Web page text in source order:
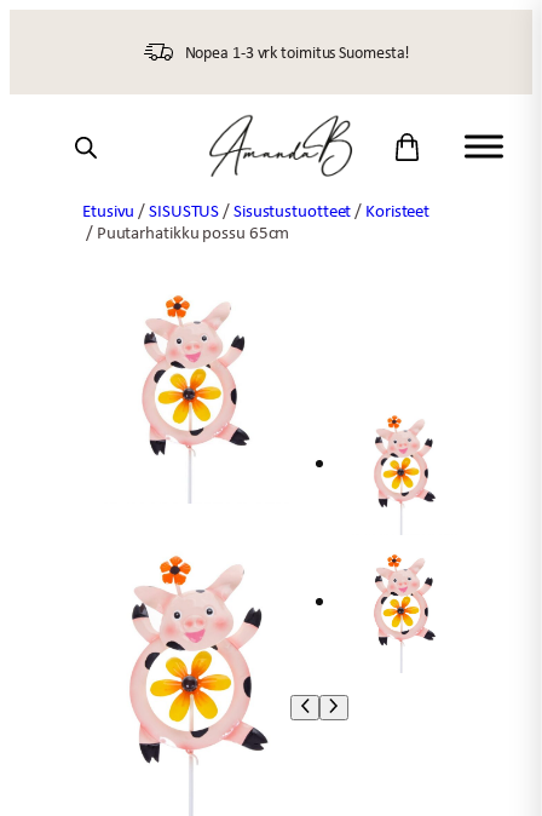
Nopea 1-3 vrk toimitus Suomesta!
Etusivu /SISUSTUS/Sisustustuotteet/ Koristeet
/ Puutarhatikku possu 65cm